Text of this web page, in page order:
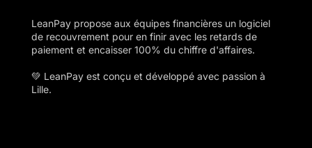
LeanPay propose aux équipes financières un logiciel
de recouvrement pour en finir avec les retards de
paiement et encaisser 100% du chiffre d'affaires.
💚 LeanPay est conçu et développé avec passion à
Lille.